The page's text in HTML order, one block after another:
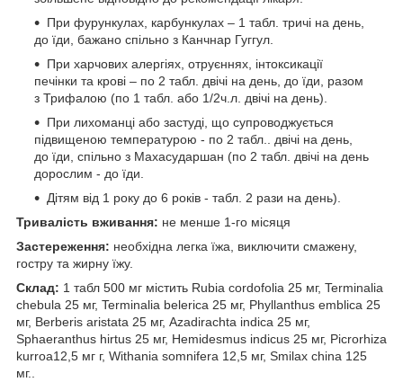
При фурункулах, карбункулах – 1 табл. тричі на день,
до їди, бажано спільно з Канчнар Гуггул.
При харчових алергіях, отруєннях, інтоксикації
печінки та крові – по 2 табл. двічі на день, до їди, разом
з Трифалою (по 1 табл. або 1/2ч.л. двічі на день).
При лихоманці або застуді, що супроводжується
підвищеною температурою - по 2 табл.. двічі на день,
до їди, спільно з Махасударшан (по 2 табл. двічі на день
дорослим - до їди.
Дітям від 1 року до 6 років - табл. 2 рази на день).
Тривалість вживання: не менше 1-го місяця
Застереження: необхідна легка їжа, виключити смажену,
гостру та жирну їжу.
Склад: 1 табл 500 мг містить Rubia cordofolia 25 мг, Terminalia
chebula 25 мг, Terminalia belerica 25 мг, Phyllanthus emblica 25
мг, Berberis aristata 25 мг, Azadirachta indica 25 мг,
Sphaeranthus hirtus 25 мг, Hemidesmus indicus 25 мг, Picrorhiza
kurroa12,5 мг г, Withania somnifera 12,5 мг, Smilax china 125
мг..